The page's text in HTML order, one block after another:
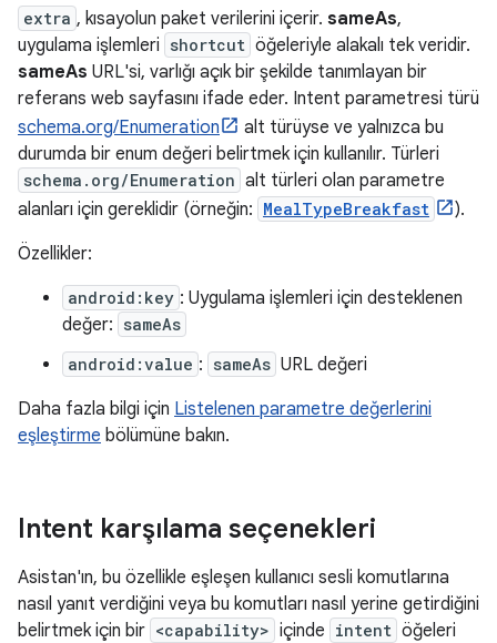
extra , kısayolun paket verilerini içerir. sameAs,
uygulama işlemleri shortcut öğeleriyle alakalı tek veridir.
sameAs URL'si, varlığı açık bir şekilde tanımlayan bir
referans web sayfasını ifade eder. Intent parametresi türü
schema.org/Enumeration
alt türüyse ve yalnızca bu
durumda bir enum değeri belirtmek için kullanılır. Türleri
schema.org/Enumeration alt türleri olan parametre
alanları için gereklidir (örneğin: MealTypeBreakfast
).
Özellikler:
android:key : Uygulama işlemleri için desteklenen
değer: sameAs
android:value : sameAs URL değeri
Daha fazla bilgi için Listelenen parametre değerlerini
eşleştirme bölümüne bakın.
Intent karşılama seçenekleri
Asistan'ın, bu özellikle eşleşen kullanıcı sesli komutlarına
nasıl yanıt verdiğini veya bu komutları nasıl yerine getirdiğini
belirtmek için bir <capability> içinde intent öğeleri